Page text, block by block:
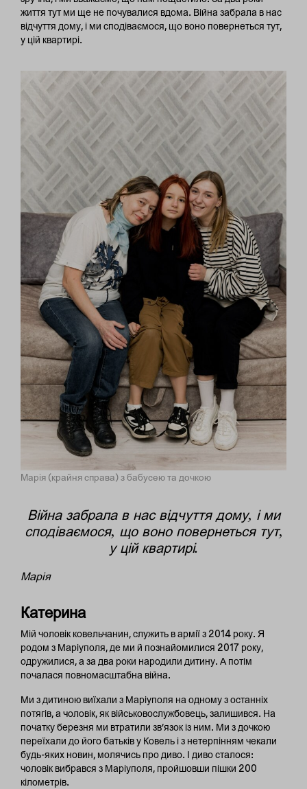
життя тут ми ще не почувалися вдома. Війна забрала в нас
відчуття дому, і ми сподіваємося, що воно повернеться тут,
у цій квартирі.
Марія (крайня справа) з бабусею та дочкою
Війна забрала в нас відчуття дому, і ми
сподіваємося, що воно повернеться тут,
у цій квартирі.
Марія
Катерина
Мій чоловік ковельчанин, служить в армії з 2014 року. Я
родом з Маріуполя, де ми й познайомилися 2017 року,
одружилися, а за два роки народили дитину. А потім
почалася повномасштабна війна.
Ми з дитиною виїхали з Маріуполя на одному з останніх
потягів, а чоловік, як військовослужбовець, залишився. На
початку березня ми втратили зв’язок із ним. Ми з дочкою
переїхали до його батьків у Ковель і з нетерпінням чекали
будь-яких новин, молячись про диво. І диво сталося:
чоловік вибрався з Маріуполя, пройшовши пішки 200
кілометрів.